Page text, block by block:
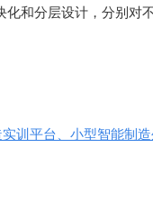
化和分层设计，分别对
实训平台、小型智能制